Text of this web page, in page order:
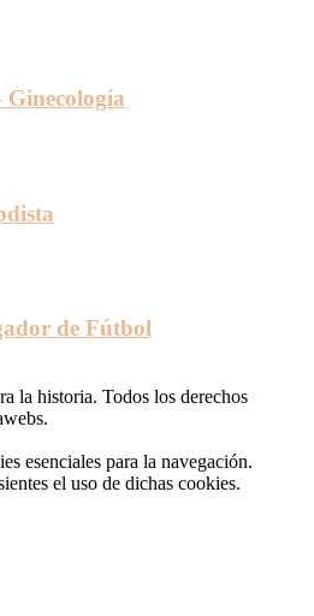
Ginecología
de Fútbol
la historia. Todos los derechos
esenciales para la navegación.
el uso de dichas cookies.